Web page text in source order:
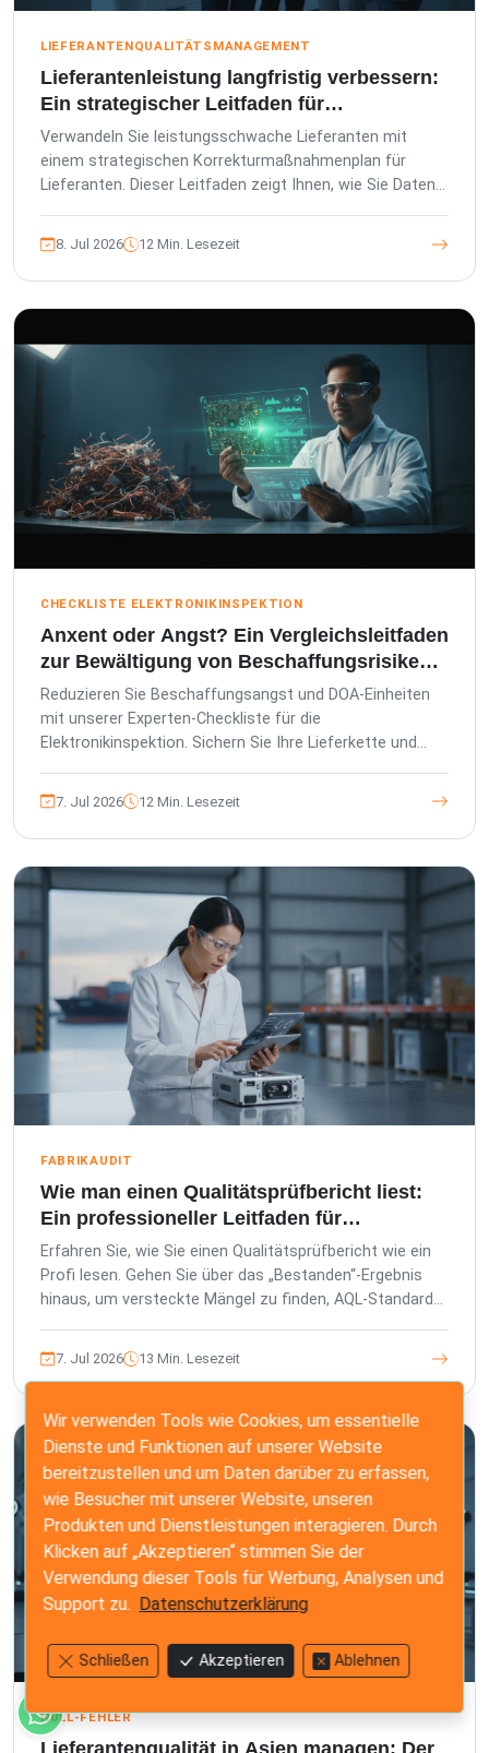
LIEFERANTENQUALITÄTSMANAGEMENT
Lieferantenleistung langfristig verbessern:
Ein strategischer Leitfaden für
Korrekturmaßnahmenpläne
Verwandeln Sie leistungsschwache Lieferanten mit
einem strategischen Korrekturmaßnahmenplan für
Lieferanten. Dieser Leitfaden zeigt Ihnen, wie Sie Daten
sichern...
8. Jul 2026 12 Min. Lesezeit
CHECKLISTE ELEKTRONIKINSPEKTION
Anxent oder Angst? Ein Vergleichsleitfaden
zur Bewältigung von Beschaffungsrisiken
für Elektronik
Reduzieren Sie Beschaffungsangst und DOA-Einheiten
mit unserer Experten-Checkliste für die
Elektronikinspektion. Sichern Sie Ihre Lieferkette und
7. Jul 2026 12 Min. Lesezeit
FABRIKAUDIT
Wie man einen Qualitätsprüfbericht liest:
Ein professioneller Leitfaden für
Importeure
Erfahren Sie, wie Sie einen Qualitätsprüfbericht wie ein
Profi lesen. Gehen Sie über das „Bestanden“-Ergebnis
hinaus, um versteckte Mängel zu finden, AQL-Standards
7. Jul 2026 13 Min. Lesezeit
NULL-FEHLER
Wir verwenden Tools wie Cookies, um essentielle
Dienste und Funktionen auf unserer Website
bereitzustellen und um Daten darüber zu erfassen,
wie Besucher mit unserer Website, unseren
Produkten und Dienstleistungen interagieren. Durch
Klicken auf „Akzeptieren“ stimmen Sie der
Verwendung dieser Tools für Werbung, Analysen und
Support zu. Datenschutzerklärung
Schließen Akzeptieren Ablehnen